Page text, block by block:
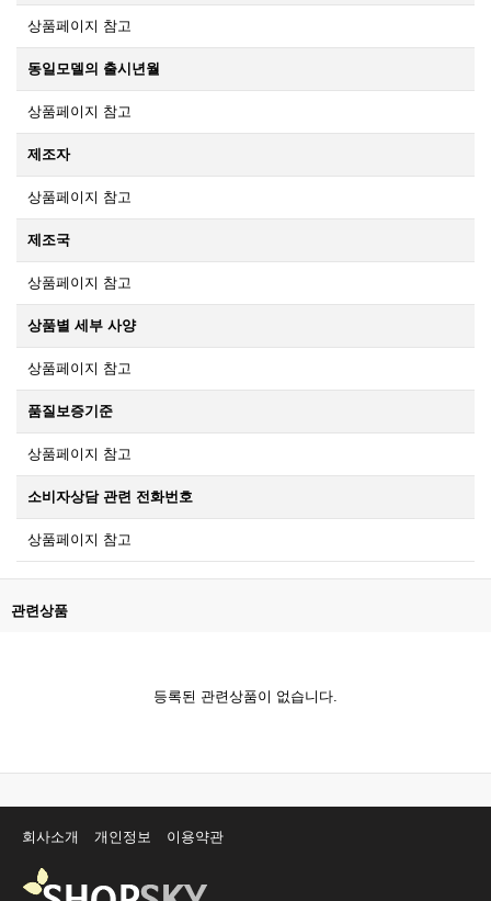
상품페이지 참고
동일모델의 출시년월
상품페이지 참고
제조자
상품페이지 참고
제조국
상품페이지 참고
상품별 세부 사양
상품페이지 참고
품질보증기준
상품페이지 참고
소비자상담 관련 전화번호
상품페이지 참고
관련상품
등록된 관련상품이 없습니다.
회사소개 개인정보 이용약관